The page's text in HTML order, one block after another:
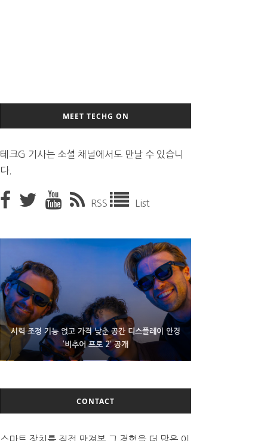
MEET TECHG ON
테크G 기사는 소셜 채널에서도 만날 수 있습니
다.
RSS List
시력 조정 기능 얹고 가격 낮춘 공간 디스플레이 안경
‘비추어 프로 2’ 공개
D램 부족에 10억달러어치 아이폰18 프로세서 패키징
대기 중
300~400달러 반지형 스피커 준비하는 오픈AI
CONTACT
스마트 장치를 직접 만져본 그 경험을 더 많은 이